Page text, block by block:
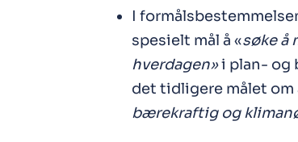
I
spesielt mål å «søke å
hverdagen»i plan- og
det tidligere målet om
bærekraftig og